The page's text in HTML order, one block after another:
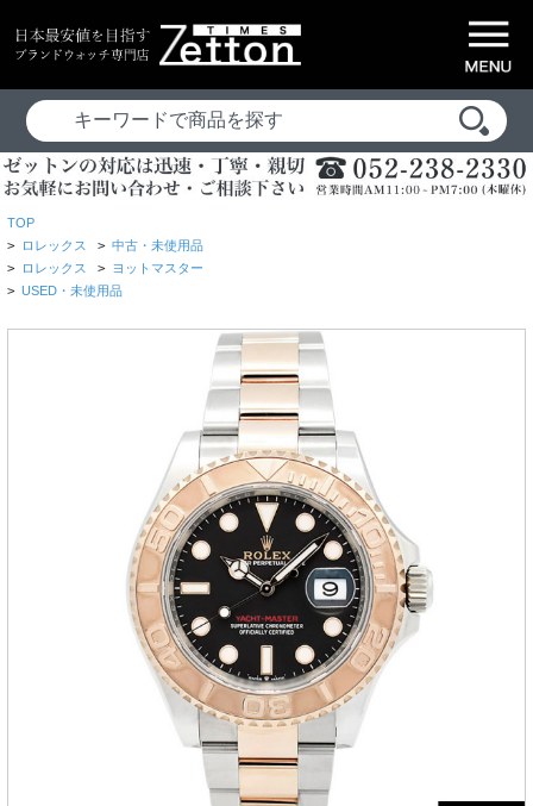
TOP
> ロレックス > 中古・未使用品
> ロレックス > ヨットマスター
> USED・未使用品